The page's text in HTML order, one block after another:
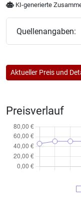
KI-generierte
Quellenangaben:
Aktueller Preis und
Preisverlauf